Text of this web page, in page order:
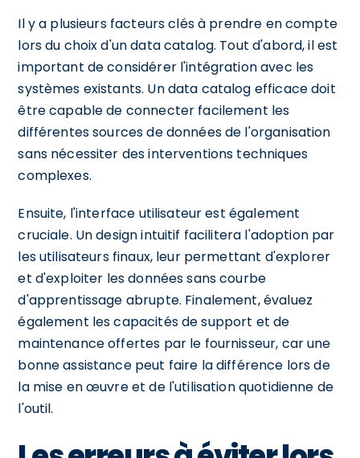
Il y a plusieurs facteurs clés à prendre en compte
lors du choix d'un data catalog. Tout d'abord, il est
important de considérer l'intégration avec les
systèmes existants. Un data catalog efficace doit
être capable de connecter facilement les
différentes sources de données de l'organisation
sans nécessiter des interventions techniques
complexes.
Ensuite, l'interface utilisateur est également
cruciale. Un design intuitif facilitera l'adoption par
les utilisateurs finaux, leur permettant d'explorer
et d'exploiter les données sans courbe
d'apprentissage abrupte. Finalement, évaluez
également les capacités de support et de
maintenance offertes par le fournisseur, car une
bonne assistance peut faire la différence lors de
la mise en œuvre et de l'utilisation quotidienne de
l'outil.